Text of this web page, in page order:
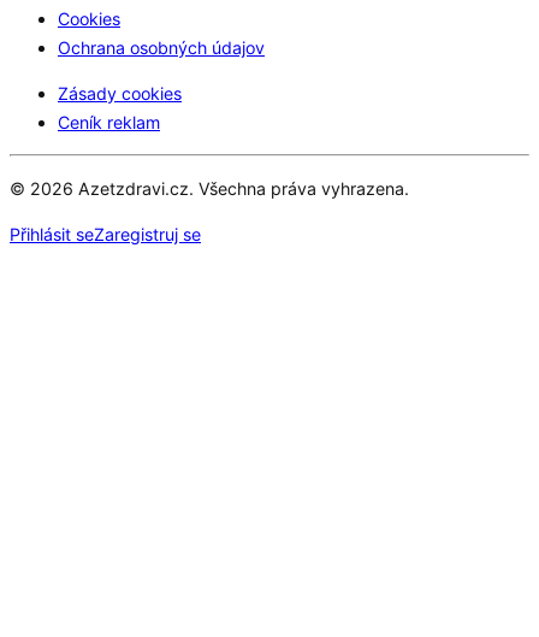
Cookies
Ochrana osobných údajov
Zásady cookies
Ceník reklam
© 2026 Azetzdravi.cz. Všechna práva vyhrazena.
Přihlásit seZaregistruj se